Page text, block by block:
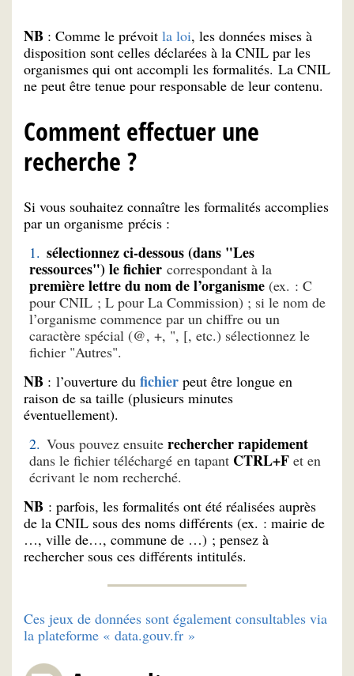
NB : Comme le prévoit la loi, les données mises à
disposition sont celles déclarées à la CNIL par les
organismes qui ont accompli les formalités. La CNIL
ne peut être tenue pour responsable de leur contenu.
Comment effectuer une
recherche ?
Si vous souhaitez connaître les formalités accomplies
par un organisme précis :
sélectionnez ci-dessous (dans "Les
ressources") le fichier correspondant à la
première lettre du nom de l’organisme (ex. : C
pour CNIL ; L pour La Commission) ; si le nom de
l’organisme commence par un chiffre ou un
caractère spécial (@, +, ", [, etc.) sélectionnez le
fichier "Autres".
NB : l’ouverture du fichier peut être longue en
raison de sa taille (plusieurs minutes
éventuellement).
Vous pouvez ensuite rechercher rapidement
dans le fichier téléchargé en tapant CTRL+F et en
écrivant le nom recherché.
NB : parfois, les formalités ont été réalisées auprès
de la CNIL sous des noms différents (ex. : mairie de
…, ville de…, commune de …) ; pensez à
rechercher sous ces différents intitulés.​
Ces jeux de données sont également consultables via
la plateforme « data.gouv.fr »